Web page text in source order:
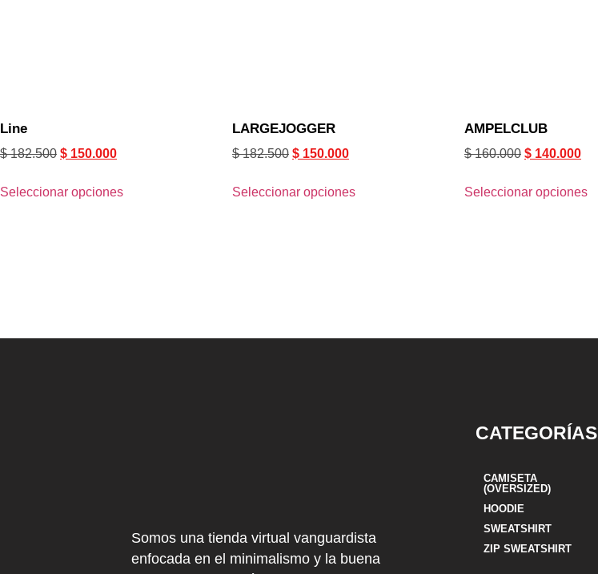
Line
$182.500 $ 150.000
Seleccionar opciones
LARGEJOGGER
$182.500 $ 150.000
Seleccionar opciones
AMPELCLUB
$160.000 $ 140.000
Seleccionar opciones
Somos una tienda virtual vanguardista
enfocada en el minimalismo y la buena
CATEGORÍAS
CAMISETA
(OVERSIZED)
HOODIE
SWEATSHIRT
ZIP SWEATSHIRT